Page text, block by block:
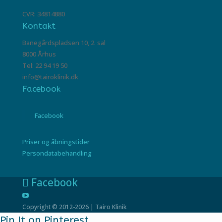
CVR: 34814880
Kontakt
Banegårdspladsen 10, 2. sal
8000 Århus
Tel: 22 94 19 50
info@tairoklinik.dk
Facebook
Facebook
Priser og åbningstider
Persondatabehandling
Facebook
Copyright © 2012-2026 | Tairo Klinik